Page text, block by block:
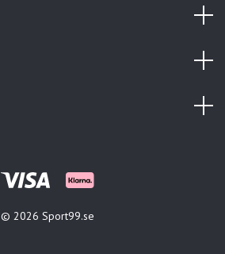
© 2026 Sport99.se